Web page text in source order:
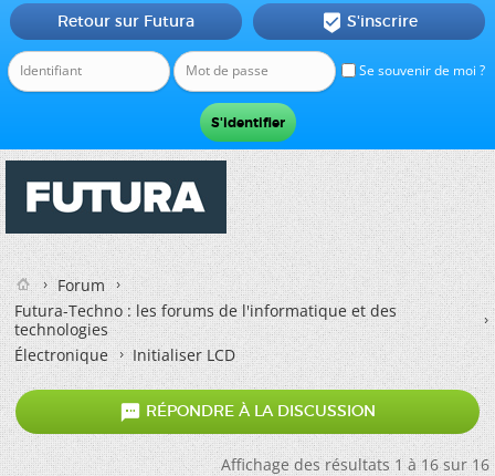
Se souvenir de moi ?
Retour sur Futura  S'inscrire
Forum
Futura-Techno : les forums de l'informatique et des
technologies
Électronique
Initialiser LCD
 RÉPONDRE À LA DISCUSSION
Affichage des résultats 1 à 16 sur 16